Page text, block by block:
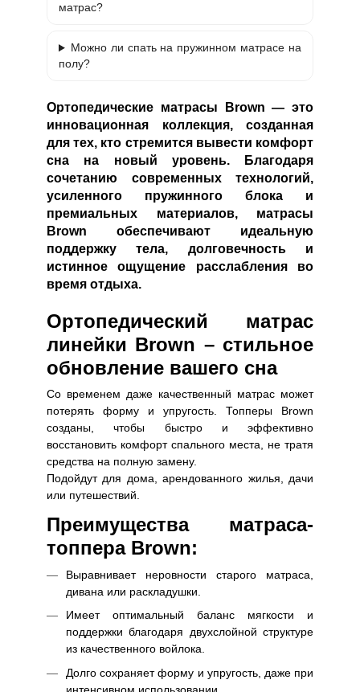
матрас?
Можно ли спать на пружинном матрасе на
полу?
Ортопедические матрасы Brown— это
инновационная коллекция, созданная
для тех, кто стремится вывести комфорт
сна на новый уровень. Благодаря
сочетанию современных технологий,
усиленного пружинного блока и
премиальных материалов, матрасы
Brown обеспечивают идеальную
поддержку тела, долговечность и
истинное ощущение расслабления во
время отдыха.
Ортопедический матрас
линейки Brown – стильное
обновление вашего сна
Со временем даже качественный матрас может
потерять форму и упругость. Топперы Brown
созданы, чтобы быстро и эффективно
восстановить комфорт спального места, не тратя
средства на полную замену.
Подойдут для дома, арендованного жилья, дачи
или путешествий.
Преимущества матраса-
топпера Brown:
Выравнивает неровности старого матраса,
дивана или раскладушки.
Имеет оптимальный баланс мягкости и
поддержки благодаря двухслойной структуре
из качественного войлока.
Долго сохраняет форму и упругость, даже при
интенсивном использовании.